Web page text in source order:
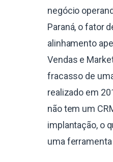
negócio
Paraná, o fator
alinhamento
Vendas e
fracasso de
realizado em
não tem um
implantação, o
uma